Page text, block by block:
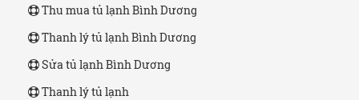
Thu mua tủ lạnh Bình Dương
Thanh lý tủ lạnh Bình Dương
Sửa tủ lạnh Bình Dương
Thanh lý tủ lạnh